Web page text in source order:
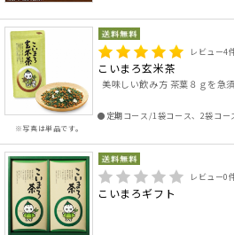
※写真は単品です。
レビュー4
こいまろ玄米茶
美味しい飲み方 茶葉８ｇを急
●定期コース/1袋コース、2袋コー
レビュー0
こいまろギフト